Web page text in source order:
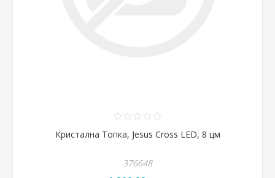
Кристална Топка, Jesus Cross LED, 8 цм
376648